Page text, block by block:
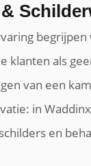
begrijpen
klanten als
van een
in
en